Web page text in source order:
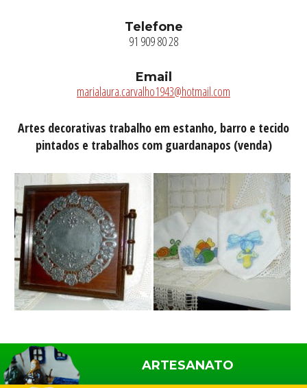
Telefone
91 909 80 28
Email
marialaura.carvalho1943@hotmail.com
Artes decorativas trabalho em estanho, barro e tecido
pintados e trabalhos com guardanapos (venda)
Sidebar
primária
ARTESANATO